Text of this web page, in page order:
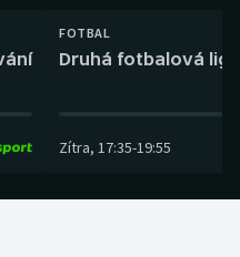
FOTBAL
Druhá fotbalová
Zítra, 17:35-19:55